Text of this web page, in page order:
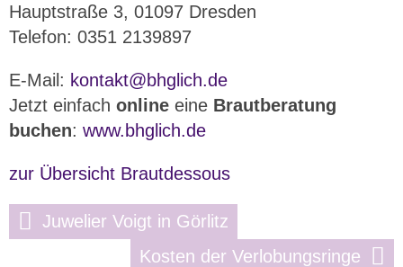
Hauptstraße 3, 01097 Dresden
Telefon: 0351 2139897
E-Mail: kontakt@bhglich.de
Jetzt einfach online eine Brautberatung
buchen: www.bhglich.de
zur Übersicht Brautdessous
Juwelier Voigt in Görlitz
Kosten der Verlobungsringe